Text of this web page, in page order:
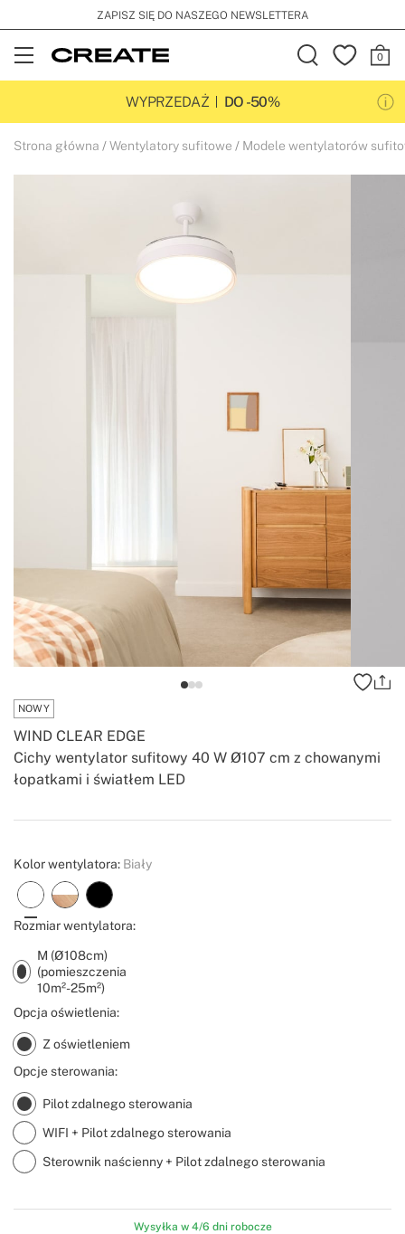
ZAPISZ SIĘ DO NASZEGO NEWSLETTERA
Open
Menu
WYPRZEDAŻ
DO -50%
Strona główna Wentylatory sufitowe Modele wentylatorów
NOWY
Cichy wentylator sufitowy 40 W Ø107 cm z chowanymi
łopatkami i światłem LED
WIND CLEAR EDGE
Create
Kolor wentylatora: Biały
Rozmiar wentylatora:
M (Ø108cm)
(pomieszczenia
10m²-25m²)
Opcja oświetlenia:
Z oświetleniem
Opcje sterowania:
Pilot zdalnego sterowania
WIFI + Pilot zdalnego sterowania
Sterownik naścienny + Pilot zdalnego sterowania
Wysyłka w 4/6 dni robocze